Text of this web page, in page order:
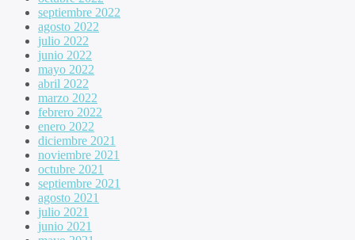
septiembre 2022
agosto 2022
julio 2022
junio 2022
mayo 2022
abril 2022
marzo 2022
febrero 2022
enero 2022
diciembre 2021
noviembre 2021
octubre 2021
septiembre 2021
agosto 2021
julio 2021
junio 2021